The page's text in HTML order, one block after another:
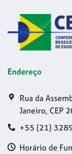
Endereço
Rua da
Janeiro, CEP
+55 (21)
Horário de